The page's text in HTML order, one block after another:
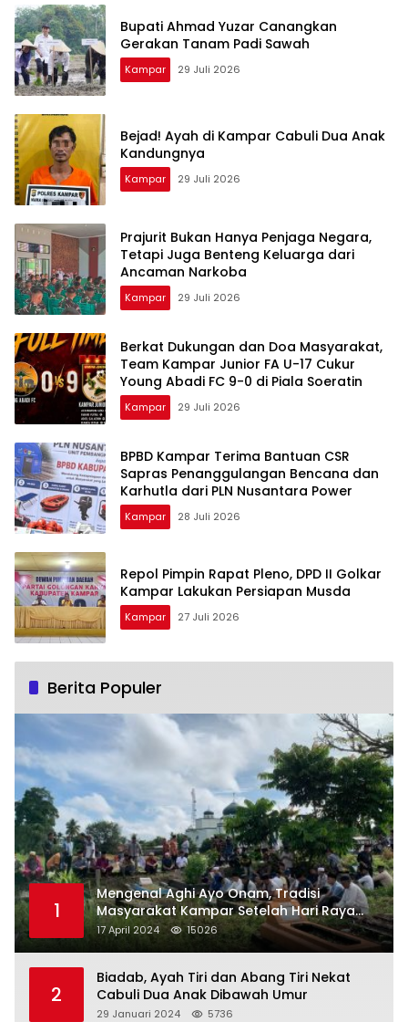
Bupati Ahmad Yuzar Canangkan
Gerakan Tanam Padi Sawah
Kampar 29 Juli 2026
Bejad! Ayah di Kampar Cabuli Dua Anak
Kandungnya
Kampar 29 Juli 2026
Prajurit Bukan Hanya Penjaga Negara,
Tetapi Juga Benteng Keluarga dari
Ancaman Narkoba
Kampar 29 Juli 2026
Berkat Dukungan dan Doa Masyarakat,
Team Kampar Junior FA U-17 Cukur
Young Abadi FC 9-0 di Piala Soeratin
Kampar 29 Juli 2026
BPBD Kampar Terima Bantuan CSR
Sapras Penanggulangan Bencana dan
Karhutla dari PLN Nusantara Power
Kampar 28 Juli 2026
Repol Pimpin Rapat Pleno, DPD II Golkar
Kampar Lakukan Persiapan Musda
Kampar 27 Juli 2026
Berita Populer
1
Mengenal Aghi Ayo Onam, Tradisi
Masyarakat Kampar Setelah Hari Raya
Idul Fitri
17 April 2024 15026
2
Biadab, Ayah Tiri dan Abang Tiri Nekat
Cabuli Dua Anak Dibawah Umur
29 Januari 2024 5736